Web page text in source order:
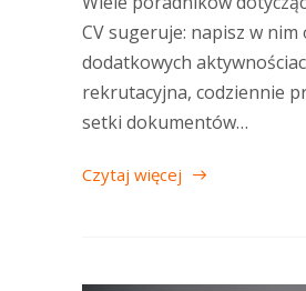
CV sugeruje: napisz w nim
dodatkowych
rekrutacyjna, codziennie
setki dokumentów…
Czytaj więcej